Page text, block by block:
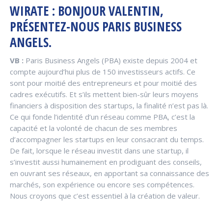
WIRATE : BONJOUR VALENTIN,
PRÉSENTEZ-NOUS PARIS BUSINESS
ANGELS.
VB : Paris Business Angels (PBA) existe depuis 2004 et
compte aujourd’hui plus de 150 investisseurs actifs. Ce
sont pour moitié des entrepreneurs et pour moitié des
cadres exécutifs. Et s’ils mettent bien-sûr leurs moyens
financiers à disposition des startups, la finalité n’est pas là.
Ce qui fonde l’identité d’un réseau comme PBA, c’est la
capacité et la volonté de chacun de ses membres
d’accompagner les startups en leur consacrant du temps.
De fait, lorsque le réseau investit dans une startup, il
s’investit aussi humainement en prodiguant des conseils,
en ouvrant ses réseaux, en apportant sa connaissance des
marchés, son expérience ou encore ses compétences.
Nous croyons que c’est essentiel à la création de valeur.